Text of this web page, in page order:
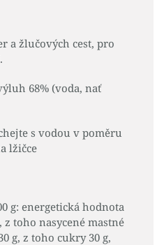
a žlučových cest, pro
68% (voda, nať
s vodou v poměru
lžičce
g: energetická hodnota
z toho nasycené mastné
g, z toho cukry 30 g,